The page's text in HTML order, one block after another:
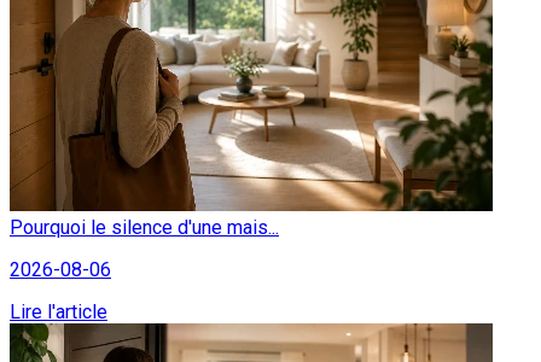
Pourquoi le silence d'une mais...
2026-08-06
Lire l'article